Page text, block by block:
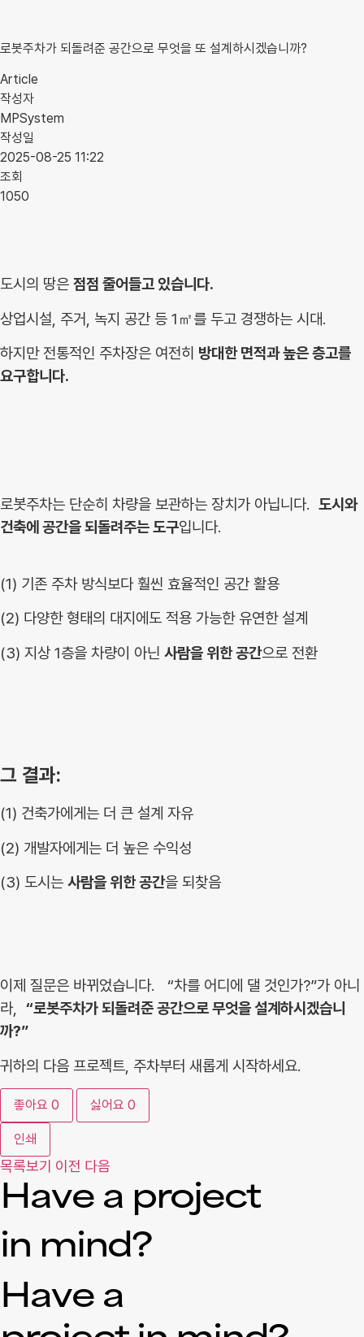
로봇주차가 되돌려준 공간으로 무엇을 또 설계하시겠습니까?
Article
작성자
MPSystem
작성일
2025-08-25 11:22
조회
1050
도시의 땅은 점점 줄어들고 있습니다.
상업시설, 주거, 녹지 공간 등 1㎡를 두고 경쟁하는 시대.
하지만 전통적인 주차장은 여전히 방대한 면적과 높은 층고를
요구합니다.
로봇주차는 단순히 차량을 보관하는 장치가 아닙니다. 도시와
건축에 공간을 되돌려주는 도구입니다.
(1) 기존 주차 방식보다 훨씬 효율적인 공간 활용
(2) 다양한 형태의 대지에도 적용 가능한 유연한 설계
(3) 지상 1층을 차량이 아닌 사람을 위한 공간으로 전환
그 결과:
(1) 건축가에게는 더 큰 설계 자유
(2) 개발자에게는 더 높은 수익성
(3) 도시는 사람을 위한 공간을 되찾음
이제 질문은 바뀌었습니다. “차를 어디에 댈 것인가?”가 아니
라, “로봇주차가 되돌려준 공간으로 무엇을 설계하시겠습니
까?”
귀하의 다음 프로젝트, 주차부터 새롭게 시작하세요.
좋아요 0 싫어요 0
인쇄
목록보기 이전 다음
Have a project
in mind?
Have a